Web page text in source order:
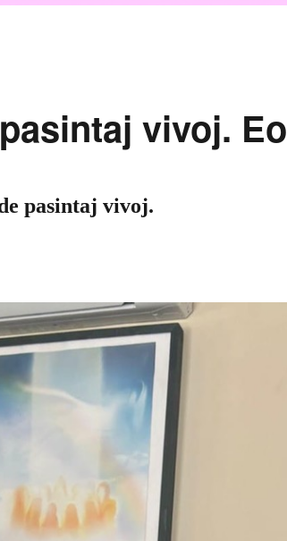
vivoj. Eo
pasintaj vivoj.